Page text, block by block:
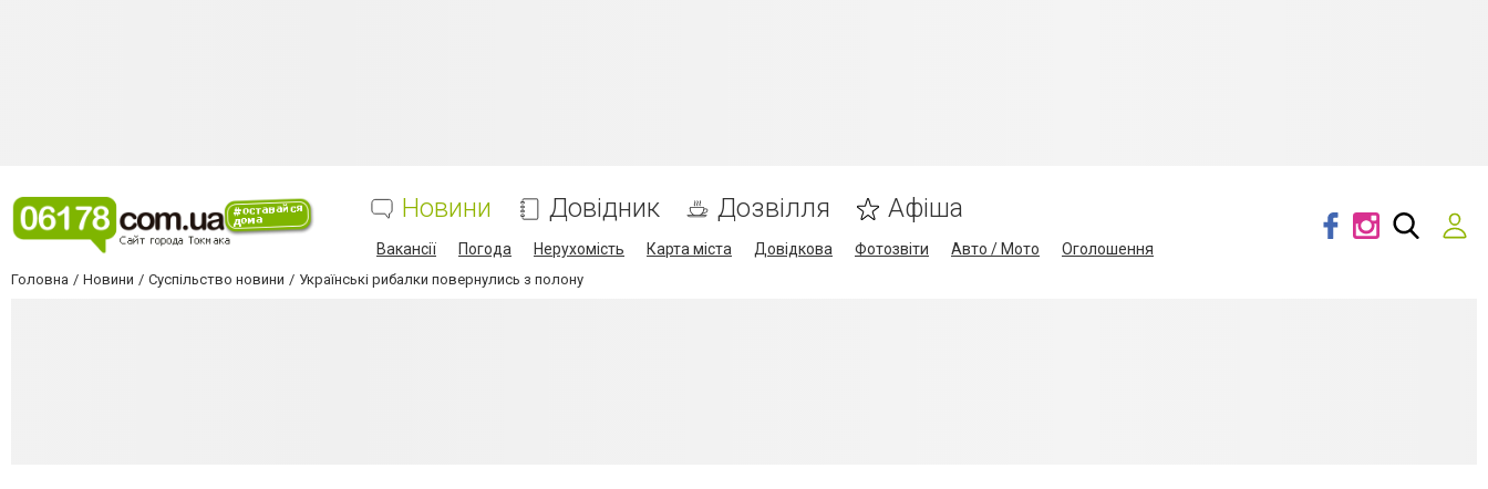
Новини Довідник Дозвілля Афіша
Вакансії Погода Нерухомість Карта міста Довідкова Фотозвіти Авто / Мото Оголошення
Головна Новини Суспільство новини Українські рибалки повернулись з полону